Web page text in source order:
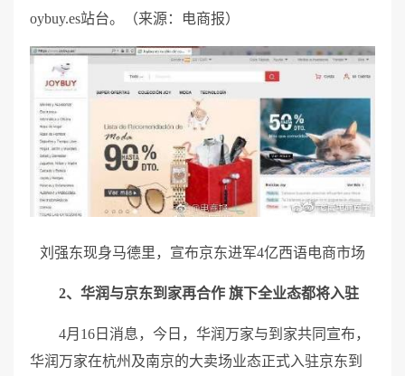
oybuy.es站台。（来源：电商报）
刘强东现身马德里，宣布京东进军4亿西语电商市场
2、 华润与京东到家再合作 旗下全业态都将入驻
4月16日消息，今日，华润万家与到家共同宣布，
华润万家在杭州及南京的大卖场业态正式入驻京东到